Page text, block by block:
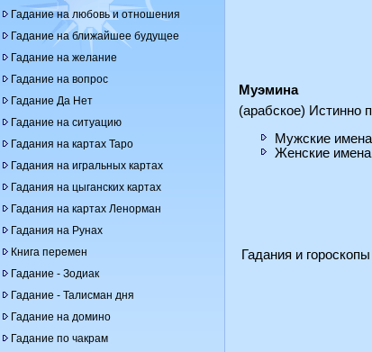
Муэмина
(арабское) Истинно
Мужские имена
Женские имена
Гадание на любовь и отношения
Гадание на ближайшее будущее
Гадание на желание
Гадание на вопрос
Гадание Да Нет
Гадание на ситуацию
Гадания на картах Таро
Гадания на игральных картах
Гадания на цыганских картах
Гадания на картах Ленорман
Гадания на Рунах
Книга перемен
Гадание - Зодиак
Гадание - Талисман дня
Гадание на домино
Гадание по чакрам
Гадания и